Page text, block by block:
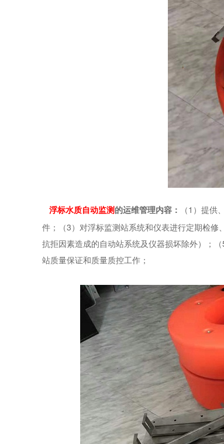
浮标水质自动监测 的运维管理内容： （ 1）提供
件；（3）对浮标监测站系统和仪表进行定期检
抗拒因素造成的自动站系统及仪器损坏除外）；
站质量保证和质量质控工作；